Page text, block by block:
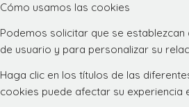
Cómo usamos las cookies
Podemos solicitar que se
de usuario y para personalizar su
Haga clic en los títulos de las
cookies puede afectar su